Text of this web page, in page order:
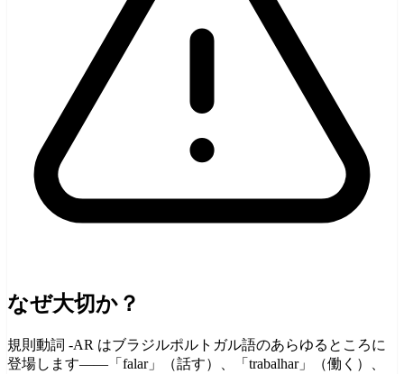
なぜ大切か？
規則動詞 -AR はブラジルポルトガル語のあらゆるところに
登場します——「falar」（話す）、「trabalhar」（働く）、